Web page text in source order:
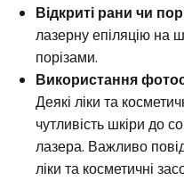
Відкриті рани чи
лазерну епіляцію на
порізами.
Використання
Деякі ліки та
чутливість шкіри до
лазера. Важливо
ліки та косметичні